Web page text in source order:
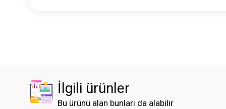
İlgili ürünler
Bu ürünü alan bunları da alabilir